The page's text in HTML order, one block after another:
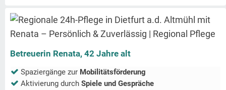
Betreuerin Renata, 42 Jahre alt
Spaziergänge zur Mobilitätsförderung
Aktivierung durch Spiele und Gespräche